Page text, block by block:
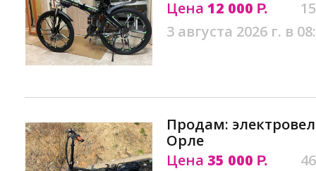
Цена 12 000 Р.
3 августа 2026 г. в
Продам:
Орле
Цена 35 000 Р.